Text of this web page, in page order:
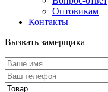
Оптовикам
Контакты
Вызвать замерщика